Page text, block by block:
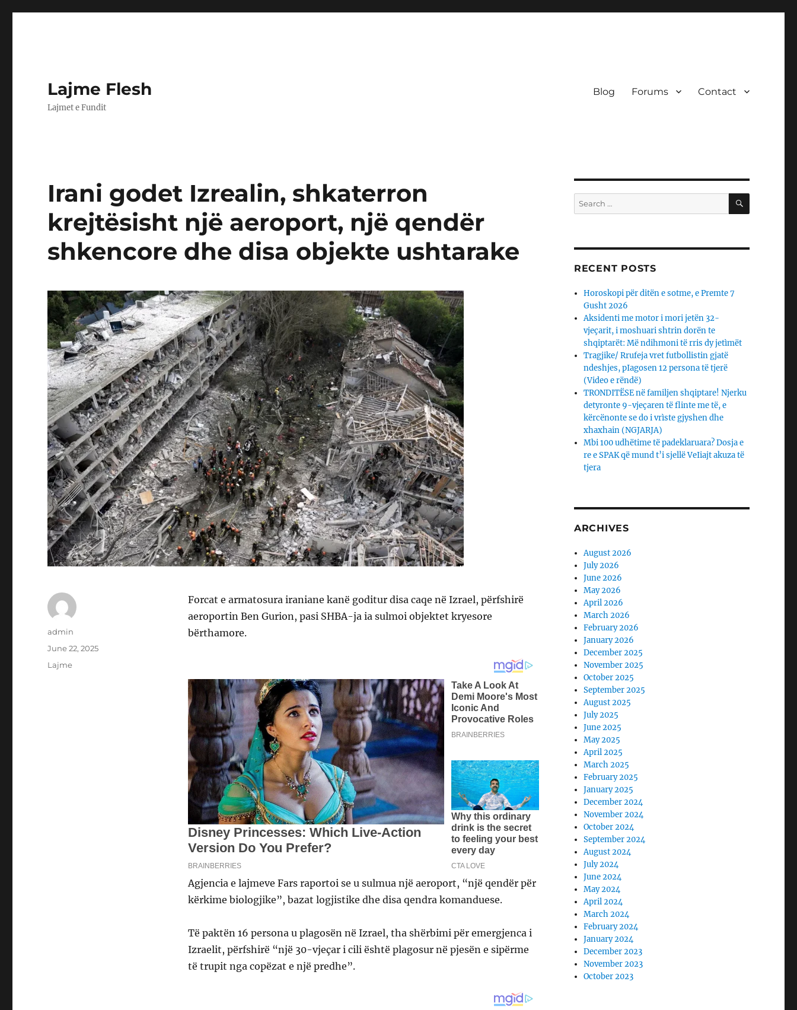
Lajme Flesh
Lajmet e Fundit
Blog Forums Contact
Irani godet Izrealin, shkaterron
krejtësisht një aeroport, një qendër
shkencore dhe disa objekte ushtarake
Forcat e armatosura iraniane kanë goditur disa caqe në Izrael, përfshirë
aeroportin Ben Gurion, pasi SHBA-ja ia sulmoi objektet kryesore
bërthamore.
Agjencia e lajmeve Fars raportoi se u sulmua një aeroport, “një qendër për
kërkime biologjike”, bazat logjistike dhe disa qendra komanduese.
Të paktën 16 persona u plagosën në Izrael, tha shërbimi për emergjenca i
Izraelit, përfshirë “një 30-vjeçar i cili është plagosur në pjesën e sipërme
të trupit nga copëzat e një predhe”.
Author
admin
Posted
June 22, 2025
Categories
Lajme
Search
for:
SEARCH
RECENT POSTS
Horoskopi për ditën e sotme, e Premte 7
Gusht 2026
Aksidenti me motor i mori jetën 32-
vjeçarit, i moshuari shtrin dorën te
shqiptarët: Më ndihmoni të rris dy jetìmët
Tragjike/ Rrufeja vret futbollistin gjatë
ndeshjes, pIagosen 12 persona të tjerë
(Video e rëndë)
TRONDITËSE në familjen shqiptare! Njerku
detyronte 9-vjeçaren të flinte me të, e
kërcënonte se do i vrìste gjyshen dhe
xhaxhain (NGJARJA)
Mbi 100 udhëtime të padeklaruara? Dosja e
re e SPAK që mund t’i sjellë VeIiajt akuza të
tjera
ARCHIVES
August 2026
July 2026
June 2026
May 2026
April 2026
March 2026
February 2026
January 2026
December 2025
November 2025
October 2025
September 2025
August 2025
July 2025
June 2025
May 2025
April 2025
March 2025
February 2025
January 2025
December 2024
November 2024
October 2024
September 2024
August 2024
July 2024
June 2024
May 2024
April 2024
March 2024
February 2024
January 2024
December 2023
November 2023
October 2023